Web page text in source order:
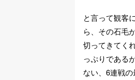
と言って観客
ら、その石毛
切ってきてく
っぷりである
ない、6連戦